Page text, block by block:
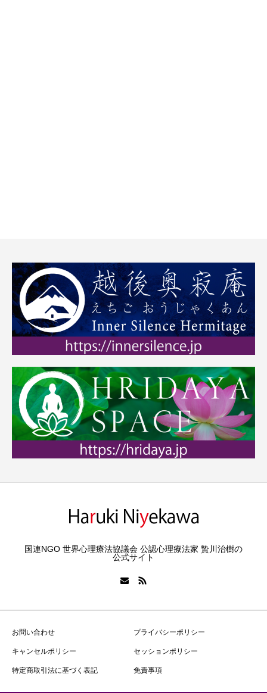
国連NGO 世界心理療法協議会 公認心理療法家 贄川治樹の
公式サイト
お問い合わせ プライバシーポリシー
キャンセルポリシー セッションポリシー
特定商取引法に基づく表記 免責事項